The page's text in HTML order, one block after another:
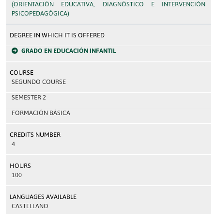
(ORIENTACIÓN EDUCATIVA, DIAGNÓSTICO E INTERVENCIÓN
PSICOPEDAGÓGICA)
DEGREE IN WHICH IT IS OFFERED
GRADO EN EDUCACIÓN INFANTIL
COURSE
SEGUNDO COURSE
SEMESTER 2
FORMACIÓN BÁSICA
CREDITS NUMBER
4
HOURS
100
LANGUAGES AVAILABLE
CASTELLANO